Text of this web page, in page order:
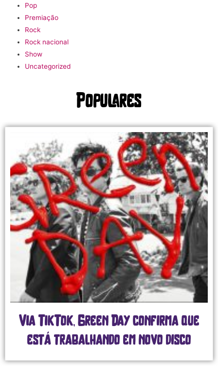
Pop
Premiação
Rock
Rock nacional
Show
Uncategorized
Populares
Via TikTok, Green Day confirma que
está trabalhando em novo disco